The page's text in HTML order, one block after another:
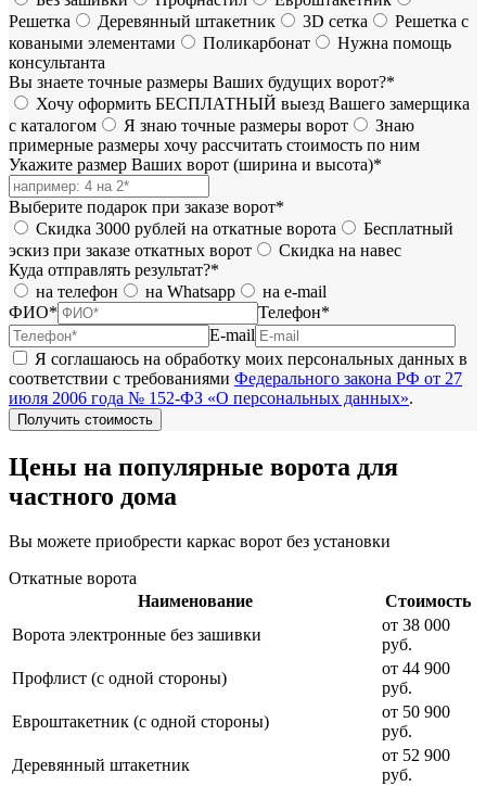
Решетка
Деревянный штакетник 3D сетка
Решетка с
коваными элементами
Поликарбонат
Нужна помощь
консультанта
Вы знаете точные размеры Ваших будущих ворот?*
Хочу оформить БЕСПЛАТНЫЙ выезд Вашего замерщика
с каталогом
Я знаю точные размеры ворот
Знаю
примерные размеры хочу рассчитать стоимость по ним
Укажите размер Ваших ворот (ширина и высота)*
Выберите подарок при заказе ворот*
Скидка 3000 рублей на откатные ворота
Бесплатный
эскиз при заказе откатных ворот
Скидка на навес
Куда отправлять результат?*
на телефон
на Whatsapp
на e-mail
ФИО*
Телефон*
E-mail
Я соглашаюсь на обработку моих персональных данных в
соответствии с требованиями Федерального закона РФ от 27
июля 2006 года № 152-ФЗ «О персональных данных».
Цены на популярные ворота для
частного дома
Вы можете приобрести каркас ворот без установки
Откатные ворота
Наименование
Стоимость
Ворота электронные без зашивки
от 38 000
руб.
Профлист (с одной стороны)
от 44 900
руб.
Евроштакетник (с одной стороны)
от 50 900
руб.
Деревянный штакетник
от 52 900
руб.